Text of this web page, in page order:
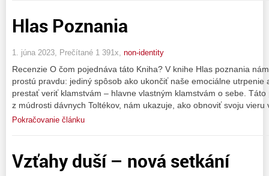
Hlas Poznania
1. júna 2023, Prečítané 1 391x, non-identity
Recenzie O čom pojednáva táto Kniha? V knihe Hlas poznania
prostú pravdu: jediný spôsob ako ukončiť naše emociálne
prestať veriť klamstvám – hlavne vlastným klamstvám o sebe.
z múdrosti dávnych Toltékov, nám ukazuje, ako obnoviť svoju
Pokračovanie článku
Vzťahy duší – nová setkání